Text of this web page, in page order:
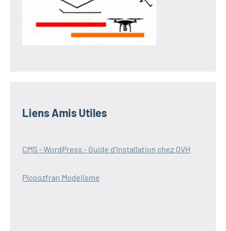
Liens Amis Utiles
CMS - WordPress - Guide d’installation chez OVH
Picoozfran Modelisme